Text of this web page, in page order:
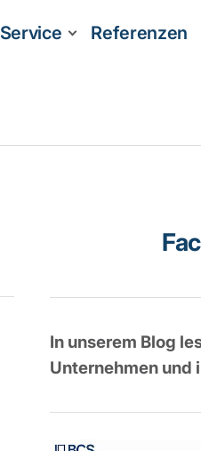
Service Referenzen
In unserem Blog
Unternehmen und